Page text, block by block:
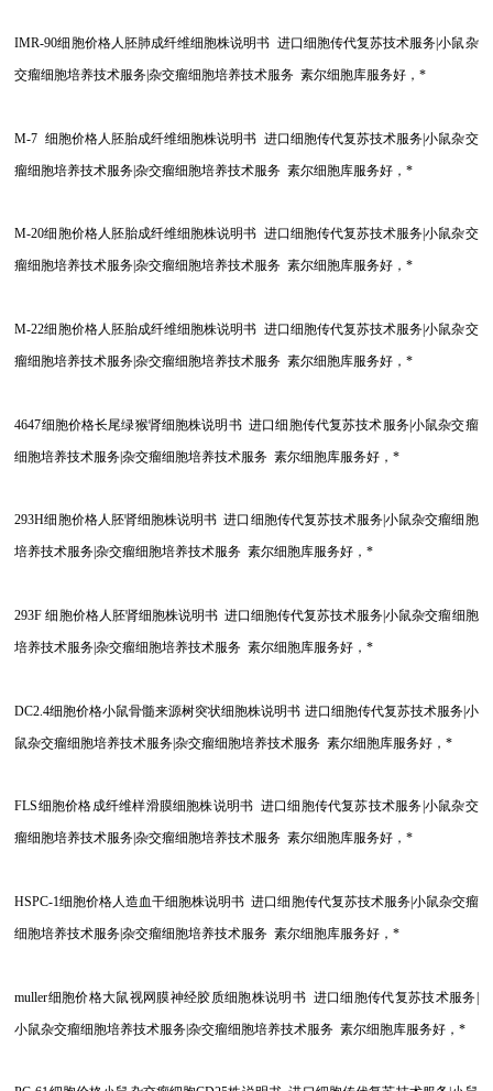
IMR-90细胞价格人胚肺成纤维细胞株说明书 进口细胞传代复苏技术服务|小鼠杂
交瘤细胞培养技术服务|杂交瘤细胞培养技术服务 素尔细胞库服务好，*
M-7 细胞价格人胚胎成纤维细胞株说明书 进口细胞传代复苏技术服务|小鼠杂交
瘤细胞培养技术服务|杂交瘤细胞培养技术服务 素尔细胞库服务好，*
M-20细胞价格人胚胎成纤维细胞株说明书 进口细胞传代复苏技术服务|小鼠杂交
瘤细胞培养技术服务|杂交瘤细胞培养技术服务 素尔细胞库服务好，*
M-22细胞价格人胚胎成纤维细胞株说明书 进口细胞传代复苏技术服务|小鼠杂交
瘤细胞培养技术服务|杂交瘤细胞培养技术服务 素尔细胞库服务好，*
4647细胞价格长尾绿猴肾细胞株说明书 进口细胞传代复苏技术服务|小鼠杂交瘤
细胞培养技术服务|杂交瘤细胞培养技术服务 素尔细胞库服务好，*
293H细胞价格人胚肾细胞株说明书 进口细胞传代复苏技术服务|小鼠杂交瘤细胞
培养技术服务|杂交瘤细胞培养技术服务 素尔细胞库服务好，*
293F细胞价格人胚肾细胞株说明书 进口细胞传代复苏技术服务|小鼠杂交瘤细胞
培养技术服务|杂交瘤细胞培养技术服务 素尔细胞库服务好，*
DC2.4细胞价格小鼠骨髓来源树突状细胞株说明书 进口细胞传代复苏技术服务|小
鼠杂交瘤细胞培养技术服务|杂交瘤细胞培养技术服务 素尔细胞库服务好，*
FLS细胞价格成纤维样滑膜细胞株说明书 进口细胞传代复苏技术服务|小鼠杂交
瘤细胞培养技术服务|杂交瘤细胞培养技术服务 素尔细胞库服务好，*
HSPC-1细胞价格人造血干细胞株说明书 进口细胞传代复苏技术服务|小鼠杂交瘤
细胞培养技术服务|杂交瘤细胞培养技术服务 素尔细胞库服务好，*
muller细胞价格大鼠视网膜神经胶质细胞株说明书 进口细胞传代复苏技术服务|
小鼠杂交瘤细胞培养技术服务|杂交瘤细胞培养技术服务 素尔细胞库服务好，*